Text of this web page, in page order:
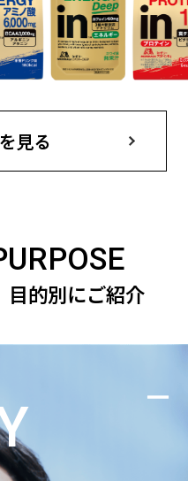
見る
目的別にご紹介